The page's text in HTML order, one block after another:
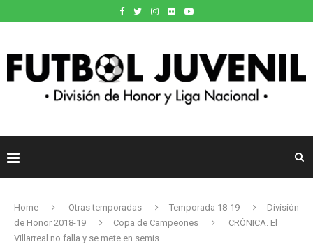
Home Otras temporadas Temporada 18-19
División
de Honor 2018-19
Copa de Campeones
CRÓNICA. El
Villarreal no falla y se mete en semis